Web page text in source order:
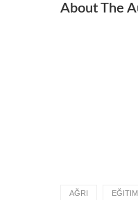
About The
AĞRI EĞITIM